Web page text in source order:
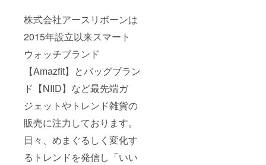
株式会社アースリボーンは
2015年設立以来スマート
ウォッチブランド
【Amazfit】とバッグブラン
ド【NIID】など最先端ガ
ジェットやトレンド雑貨の
販売に注力しております。
日々、めまぐるしく変化す
るトレンドを発信し「いい